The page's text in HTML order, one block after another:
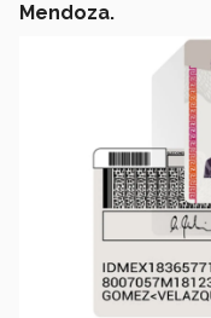
Mendoza.